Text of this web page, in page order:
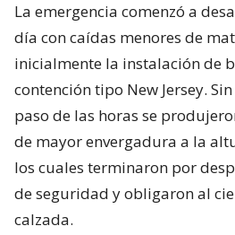
La emergencia comenzó a
día con caídas menores de
inicialmente la instalación de
contención tipo New Jersey.
paso de las horas se
de mayor envergadura a la
los cuales terminaron por
de seguridad y obligaron al
calzada.